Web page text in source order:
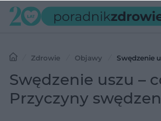
Zdrowie Objawy
Swędzenie
Przyczyny swędzenia ucha
Swędzenie uszu –
Przyczyny